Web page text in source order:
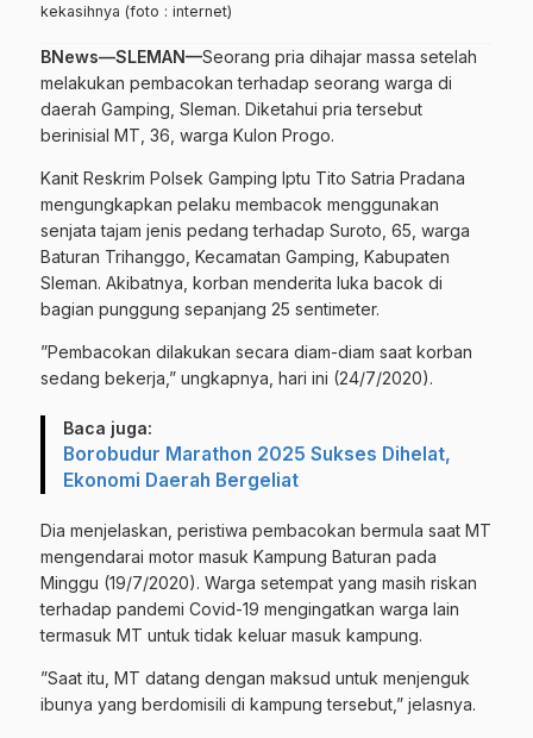
kekasihnya (foto : internet)
BNews—SLEMAN—Seorang pria dihajar massa setelah
melakukan pembacokan terhadap seorang warga di
daerah Gamping, Sleman. Diketahui pria tersebut
berinisial MT, 36, warga Kulon Progo.
Kanit Reskrim Polsek Gamping Iptu Tito Satria Pradana
mengungkapkan pelaku membacok menggunakan
senjata tajam jenis pedang terhadap Suroto, 65, warga
Baturan Trihanggo, Kecamatan Gamping, Kabupaten
Sleman. Akibatnya, korban menderita luka bacok di
bagian punggung sepanjang 25 sentimeter.
”Pembacokan dilakukan secara diam-diam saat korban
sedang bekerja,” ungkapnya, hari ini (24/7/2020).
Baca juga:
Borobudur Marathon 2025 Sukses Dihelat,
Ekonomi Daerah Bergeliat
Dia menjelaskan, peristiwa pembacokan bermula saat MT
mengendarai motor masuk Kampung Baturan pada
Minggu (19/7/2020). Warga setempat yang masih riskan
terhadap pandemi Covid-19 mengingatkan warga lain
termasuk MT untuk tidak keluar masuk kampung.
”Saat itu, MT datang dengan maksud untuk menjenguk
ibunya yang berdomisili di kampung tersebut,” jelasnya.